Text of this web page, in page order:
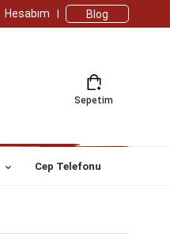
Hesabım Blog
Sepetim
Cep Telefonu